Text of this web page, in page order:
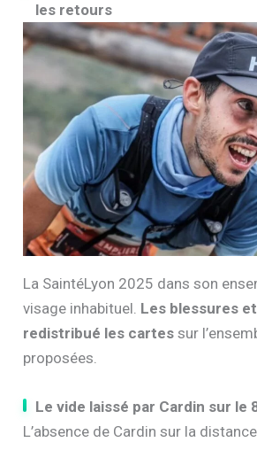
les retours
La SaintéLyon 2025 dans son
visage inhabituel. Les blessures
redistribué les cartes sur
proposées.
Le vide laissé par Cardin sur le
L’absence de Cardin sur la